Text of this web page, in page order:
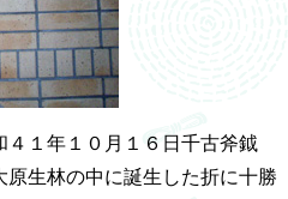
１年１０月１６日千古斧鉞
原生林の中に誕生した折に十勝